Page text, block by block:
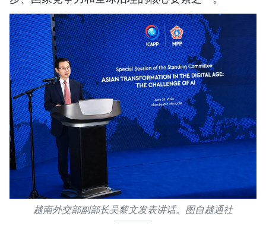
越南外交部副部长吴黎文发表讲话。图自越通社